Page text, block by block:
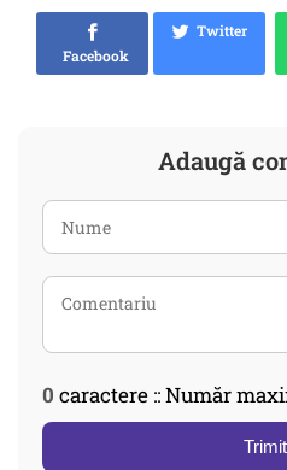
Facebook
Twitter
Adaugă
0 caractere :: Număr